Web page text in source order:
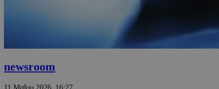
newsroom
11 Μαΐου 2026, 16:27